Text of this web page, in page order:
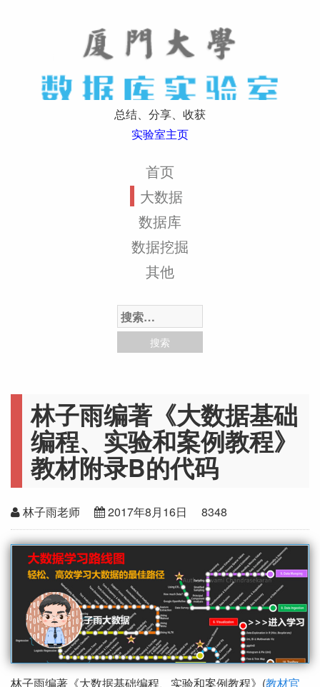
总结、分享、收获
实验室主页
首页
大数据
数据库
数据挖掘
其他
林子雨编著《大数据基础
编程、实验和案例教程》
教材附录B的代码
林子雨老师 2017年8月16日 8348
林子雨编著《大数据基础编程、实验和案例教程》(教材官